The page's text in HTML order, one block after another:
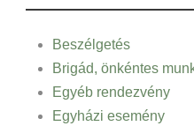
Beszélgetés
Brigád, önkéntes
Egyéb rendezvény
Egyházi esemény